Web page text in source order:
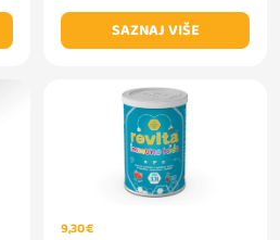
SAZNAJ VIŠE
9,30 €